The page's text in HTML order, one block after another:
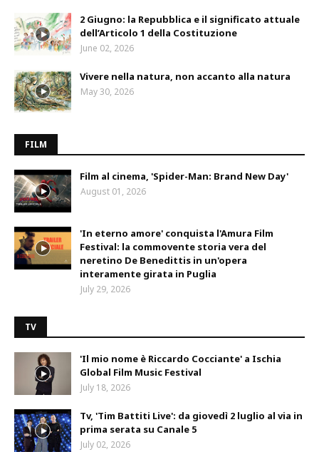
2 Giugno: la Repubblica e il significato attuale
dell’Articolo 1 della Costituzione
June 02, 2026
Vivere nella natura, non accanto alla natura
May 30, 2026
FILM
Film al cinema, 'Spider-Man: Brand New Day'
August 01, 2026
'In eterno amore' conquista l'Amura Film
Festival: la commovente storia vera del
neretino De Benedittis in un'opera
interamente girata in Puglia
July 29, 2026
TV
'Il mio nome è Riccardo Cocciante' a Ischia
Global Film Music Festival
July 18, 2026
Tv, 'Tim Battiti Live': da giovedì 2 luglio al via in
prima serata su Canale 5
July 02, 2026